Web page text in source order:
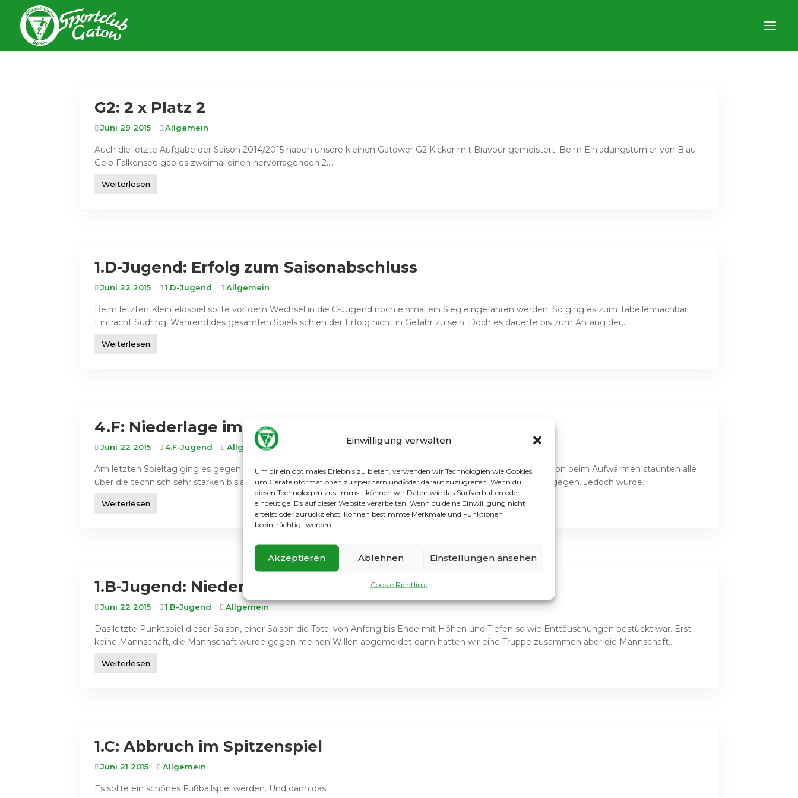
Einwilligung verwalten
Um dir ein optimales Erlebnis zu bieten, verwenden wir Technologien wie Cookies,
um Geräteinformationen zu speichern und/oder darauf zuzugreifen. Wenn du
diesen Technologien zustimmst, können wir Daten wie das Surfverhalten oder
eindeutige IDs auf dieser Website verarbeiten. Wenn du deine Einwilligung nicht
erteilst oder zurückziehst, können bestimmte Merkmale und Funktionen
beeinträchtigt werden.
Akzeptieren Ablehnen Einstellungen ansehen
Cookie Richtlinie
G2: 2 x Platz 2
Juni 29 2015 Allgemein
Auch die letzte Aufgabe der Saison 2014/2015 haben unsere kleinen Gatower G2 Kicker mit Bravour gemeistert. Beim Einladungsturnier von Blau
Gelb Falkensee gab es zweimal einen hervorragenden 2....
Weiterlesen
1.D-Jugend: Erfolg zum Saisonabschluss
Juni 22 2015 1.D-Jugend Allgemein
Beim letzten Kleinfeldspiel sollte vor dem Wechsel in die C-Jugend noch einmal ein Sieg eingefahren werden. So ging es zum Tabellennachbar
Eintracht Südring. Während des gesamten Spiels schien der Erfolg nicht in Gefahr zu sein. Doch es dauerte bis zum Anfang der...
Weiterlesen
4.F: Niederlage im Spitzenspiel
Juni 22 2015 4.F-Jugend Allgemein
Am letzten Spieltag ging es gegen den Tabellennachbarn, die Reinickendorfer Füchse, um den Staffelsieg. Schon beim Aufwärmen staunten alle
über die technisch sehr starken bislang ungeschlagenen Gegner, und viele sahen schon deren hohen Sieg entgegen. Jedoch wurde...
Weiterlesen
1.B-Jugend: Niederlage im letzten Spiel
Juni 22 2015 1.B-Jugend Allgemein
Das letzte Punktspiel dieser Saison, einer Saison die Total von Anfang bis Ende mit Höhen und Tiefen so wie Enttäuschungen bestückt war. Erst
keine Mannschaft, die Mannschaft wurde gegen meinen Willen abgemeldet dann hatten wir eine Truppe zusammen aber die Mannschaft...
Weiterlesen
1.C: Abbruch im Spitzenspiel
Juni 21 2015 Allgemein
Es sollte ein schönes Fußballspiel werden. Und dann das.